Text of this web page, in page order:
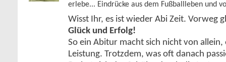
erlebe... Eindrücke aus dem Fußballleben und
Wisst Ihr, es ist wieder Abi Zeit. Vorweg
Glück und Erfolg!
So ein Abitur macht sich nicht von allein,
Leistung. Trotzdem, was oft danach